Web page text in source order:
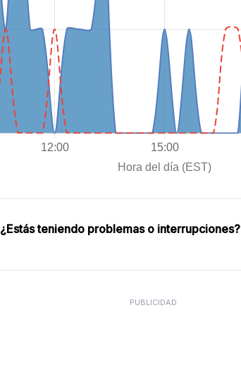
¿Estás teniendo problemas o interrupciones?
PUBLICIDAD